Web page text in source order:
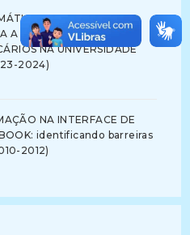
E DA
A FORMAÇÃO DE
NA UNIVERSIDADE
2024)
NA INTERFACE DE
identificando barreiras
2012)